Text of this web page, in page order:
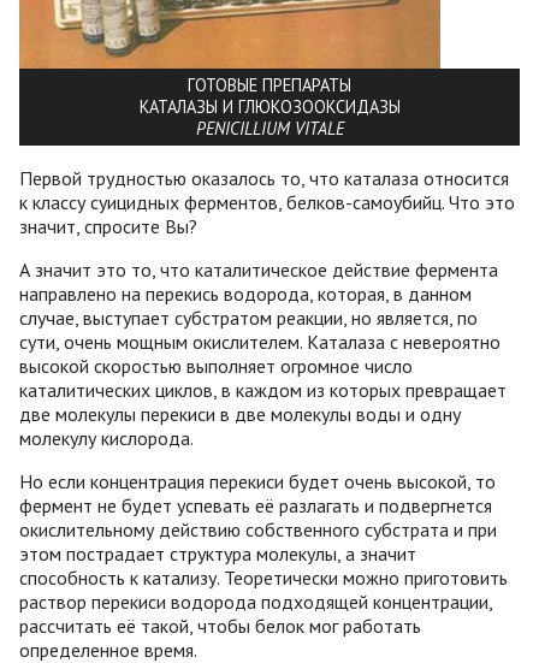
ГОТОВЫЕ ПРЕПАРАТЫ
КАТАЛАЗЫ И ГЛЮКОЗООКСИДАЗЫ
PENICILLIUM VITALE
Первой трудностью оказалось то, что каталаза относится
к классу суицидных ферментов, белков-самоубийц. Что это
значит, спросите Вы?
А значит это то, что каталитическое действие фермента
направлено на перекись водорода, которая, в данном
случае, выступает субстратом реакции, но является, по
сути, очень мощным окислителем. Каталаза с невероятно
высокой скоростью выполняет огромное число
каталитических циклов, в каждом из которых превращает
две молекулы перекиси в две молекулы воды и одну
молекулу кислорода.
Но если концентрация перекиси будет очень высокой, то
фермент не будет успевать её разлагать и подвергнется
окислительному действию собственного субстрата и при
этом пострадает структура молекулы, а значит
способность к катализу. Теоретически можно приготовить
раствор перекиси водорода подходящей концентрации,
рассчитать её такой, чтобы белок мог работать
определенное время.